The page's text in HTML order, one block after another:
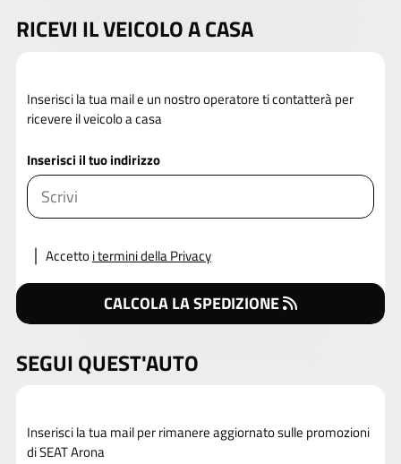
RICEVI IL VEICOLO A CASA
Inserisci la tua mail e un nostro operatore ti contatterà per
ricevere il veicolo a casa
Inserisci il tuo indirizzo
Accettoi termini della Privacy
CALCOLA LA SPEDIZIONE
SEGUI QUEST'AUTO
Inserisci la tua mail per rimanere aggiornato sulle promozioni
di SEAT Arona